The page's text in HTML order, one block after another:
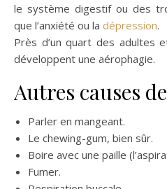
le système digestif ou des
que l’anxiété ou la dépression.
Près d’un quart des adultes
développent une aérophagie.
Autres causes
Parler en mangeant.
Le chewing-gum, bien sûr.
Boire avec une paille
Fumer.